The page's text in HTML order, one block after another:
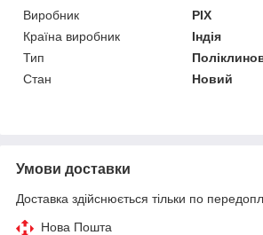
Виробник
PIX
Країна виробник
Індія
Тип
Стан
Новий
Умови доставки
Доставка здійснюється тільки по
Нова Пошта